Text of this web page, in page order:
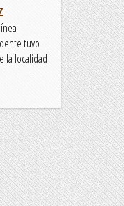
tuvo
la localidad